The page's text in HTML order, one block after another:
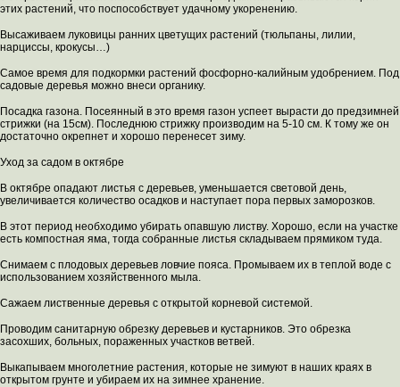
этих растений, что поспособствует удачному укоренению.
Высаживаем луковицы ранних цветущих растений (тюльпаны, лилии,
нарциссы, крокусы…)
Самое время для подкормки растений фосфорно-калийным удобрением. Под
садовые деревья можно внеси органику.
Посадка газона. Посеянный в это время газон успеет вырасти до предзимней
стрижки (на 15см). Последнюю стрижку производим на 5-10 см. К тому же он
достаточно окрепнет и хорошо перенесет зиму.
Уход за садом в октябре
В октябре опадают листья с деревьев, уменьшается световой день,
увеличивается количество осадков и наступает пора первых заморозков.
В этот период необходимо убирать опавшую листву. Хорошо, если на участке
есть компостная яма, тогда собранные листья складываем прямиком туда.
Снимаем с плодовых деревьев ловчие пояса. Промываем их в теплой воде с
использованием хозяйственного мыла.
Сажаем лиственные деревья с открытой корневой системой.
Проводим санитарную обрезку деревьев и кустарников. Это обрезка
засохших, больных, пораженных участков ветвей.
Выкапываем многолетние растения, которые не зимуют в наших краях в
открытом грунте и убираем их на зимнее хранение.